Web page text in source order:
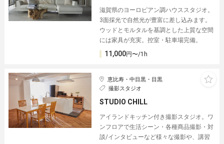
滋賀県のヨーロピアン調ハウススタジオ。
3面採光で自然光が豊富に差し込みます。
ウッドとモルタルを基調とした上質な空間
には家具が充実。控室・駐車場完備。
11,000円〜/1h
恵比寿・中目黒・目黒
撮影スタジオ
STUDIO CHILL
アイランドキッチン付き撮影スタジオ。ワ
ンフロアで生活シーン・各種商品撮影・対
談/インタビューなど様々な撮影や、講習